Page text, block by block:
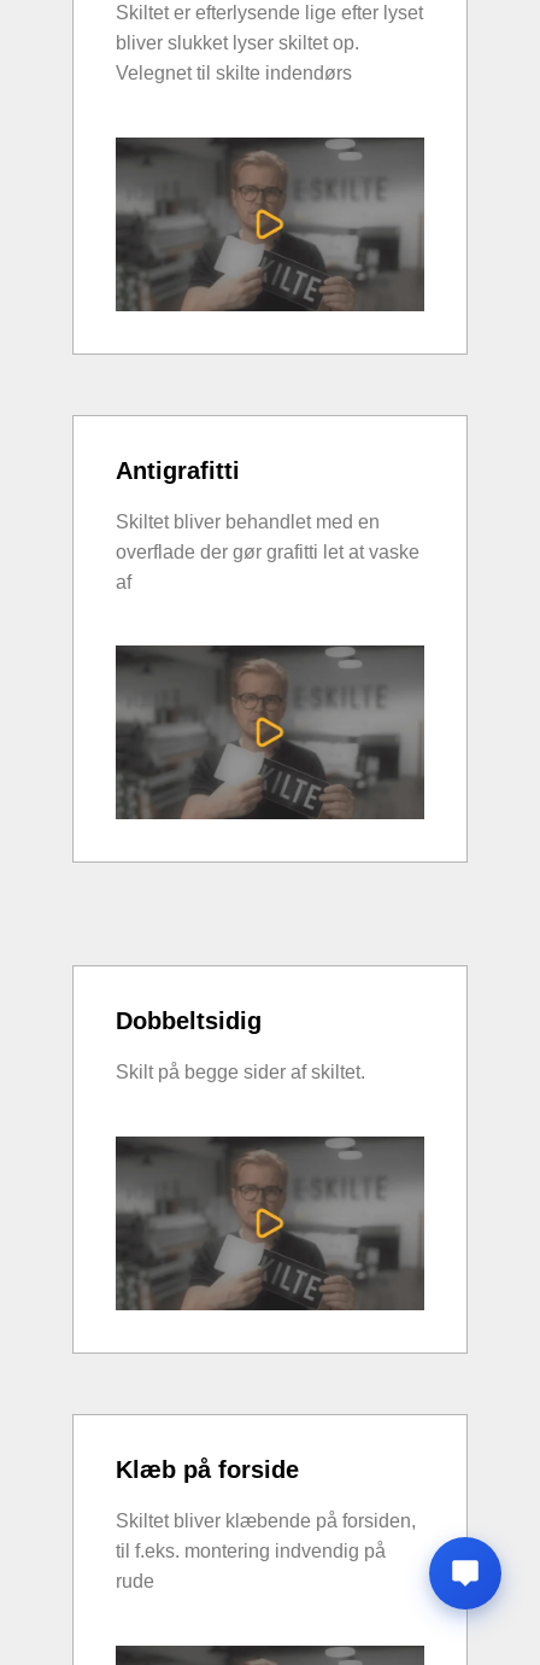
Skiltet er efterlysende lige efter lyset
bliver slukket lyser skiltet op.
Velegnet til skilte indendørs
Antigrafitti
Skiltet bliver behandlet med en
overflade der gør grafitti let at vaske
af
Dobbeltsidig
Skilt på begge sider af skiltet.
Klæb på forside
Skiltet bliver klæbende på forsiden,
til f.eks. montering indvendig på
rude